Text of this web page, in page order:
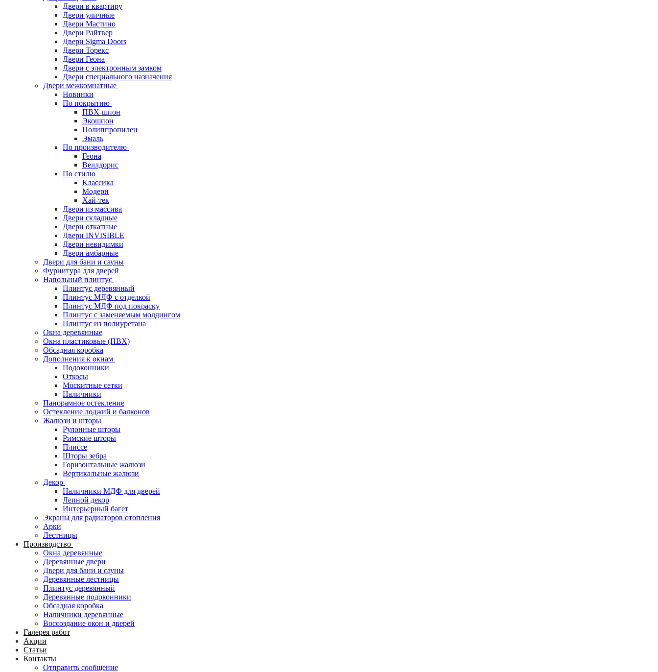
Двери в квартиру
Двери уличные
Двери Мастино
Двери Райтвер
Двери Sigma Doors
Двери Торекс
Двери Геона
Двери с электронным замком
Двери специального назначения
Двери межкомнатные
Новинки
По покрытию
ПВХ-шпон
Экошпон
Полиппропилен
Эмаль
По производителю
Геона
Веллдорис
По стилю
Классика
Модерн
Хай-тек
Двери из массива
Двери складные
Двери откатные
Двери INVISIBLE
Двери невидимки
Двери амбарные
Двери для бани и сауны
Фурнитура для дверей
Напольный плинтус
Плинтус деревянный
Плинтус МДФ с отделкой
Плинтус МДФ под покраску
Плинтус с заменяемым молдингом
Плинтус из полиуретана
Окна деревянные
Окна пластиковые (ПВХ)
Обсадная коробка
Дополнения к окнам
Подоконники
Откосы
Москитные сетки
Наличники
Панорамное остекление
Остекление лоджий и балконов
Жалюзи и шторы
Рулонные шторы
Римские шторы
Плиссе
Шторы зебра
Горизонтальные жалюзи
Вертикальные жалюзи
Декор
Наличники МДФ для дверей
Лепной декор
Интерьерный багет
Экраны для радиаторов отопления
Арки
Лестницы
Производство
Окна деревянные
Деревянные двери
Двери для бани и сауны
Деревянные лестницы
Плинтус деревянный
Деревянные подоконники
Обсадная коробка
Наличники деревянные
Воссоздание окон и дверей
Галерея работ
Акции
Статьи
Контакты
Отправить сообщение